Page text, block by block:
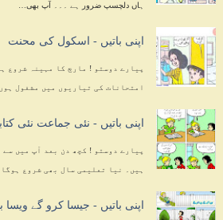
ہاں دلچسپ ضرور ہے ۔۔۔ آپ بھی…
اپنی باتیں - اسکول کی محنت
پیارے دوستو ! مارچ کا مہینہ شروع
امتحانات کی تیاریوں میں مشغول
اپنی باتیں - نئی جماعت نئی
پیارے دوستو ! کچھ دن بعد آپ میں
ہیں۔ نیا تعلیمی سال بھی شروع
اپنی باتیں - جیسا کرو گے ویسا